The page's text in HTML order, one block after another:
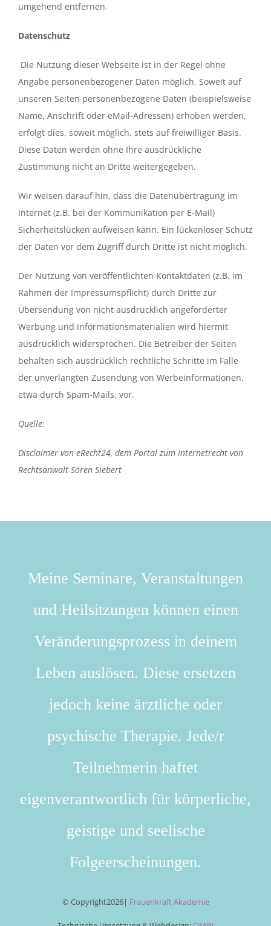
umgehend entfernen.
Datenschutz
Die Nutzung dieser Webseite ist in der Regel ohne
Angabe personenbezogener Daten möglich. Soweit auf
unseren Seiten personenbezogene Daten (beispielsweise
Name, Anschrift oder eMail-Adressen) erhoben werden,
erfolgt dies, soweit möglich, stets auf freiwilliger Basis.
Diese Daten werden ohne Ihre ausdrückliche
Zustimmung nicht an Dritte weitergegeben.
Wir weisen darauf hin, dass die Datenübertragung im
Internet (z.B. bei der Kommunikation per E-Mail)
Sicherheitslücken aufweisen kann. Ein lückenloser Schutz
der Daten vor dem Zugriff durch Dritte ist nicht möglich.
Der Nutzung von veröffentlichten Kontaktdaten (z.B. im
Rahmen der Impressumspflicht) durch Dritte zur
Übersendung von nicht ausdrücklich angeforderter
Werbung und Informationsmaterialien wird hiermit
ausdrücklich widersprochen. Die Betreiber der Seiten
behalten sich ausdrücklich rechtliche Schritte im Falle
der unverlangten Zusendung von Werbeinformationen,
etwa durch Spam-Mails, vor.
Quelle:
Disclaimer von eRecht24, dem Portal zum Internetrecht von
Rechtsanwalt Sören Siebert
Meine Seminare, Veranstaltungen
und Heilsitzungen können einen
Veränderungsprozess in deinem
Leben auslösen. Diese ersetzen
jedoch keine ärztliche oder
psychische Therapie. Jede/r
Teilnehmerin haftet
eigenverantwortlich für körperliche,
geistige und seelische
Folgeerscheinungen.
© Copyright2026| Frauenkraft Akademie